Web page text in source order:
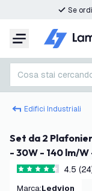
Se
Menu
Cosa stai cercando?
Edifici Industriali
Set da 2 Plafoniere LED 120 cm - LED Samsung - IP20
- 30W - 140 lm/
4.5 stelle di 4.5
Marca: Ledvion